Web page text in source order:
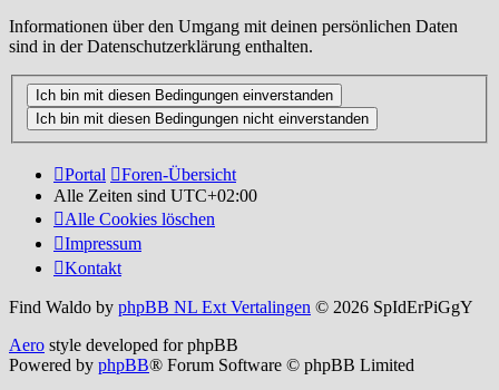
Informationen über den Umgang mit deinen persönlichen Daten
sind in der Datenschutzerklärung enthalten.
Portal
Foren-Übersicht
Alle Zeiten sind UTC+02:00
Alle Cookies löschen
Impressum
Kontakt
Find Waldo by phpBB NL Ext Vertalingen © 2026 SpIdErPiGgY
Aero style developed for phpBB
Powered by phpBB® Forum Software © phpBB Limited